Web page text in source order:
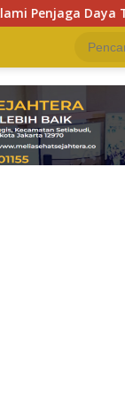
Daya Tahan Tubuh